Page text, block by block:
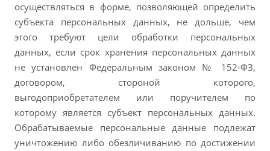
осуществляться в форме, позволяющей определить
субъекта персональных данных, не дольше, чем
этого требуют цели обработки персональных
данных, если срок хранения персональных данных
не установлен Федеральным законом № 152-ФЗ,
договором, стороной которого,
выгодоприобретателем или поручителем по
которому является субъект персональных данных.
Обрабатываемые персональные данные подлежат
уничтожению либо обезличиванию по достижении